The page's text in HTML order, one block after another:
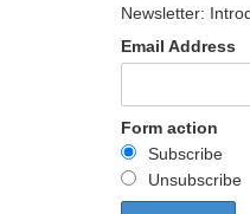
Newsletter:
Email Address
Form action
Subscribe
Unsubscribe